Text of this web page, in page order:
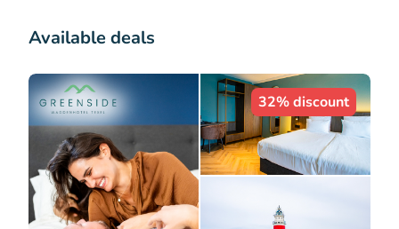
Available deals
32% discount